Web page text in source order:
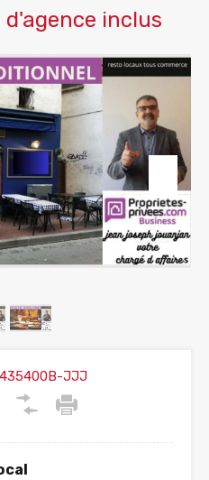
inclus
435400B-JJJ